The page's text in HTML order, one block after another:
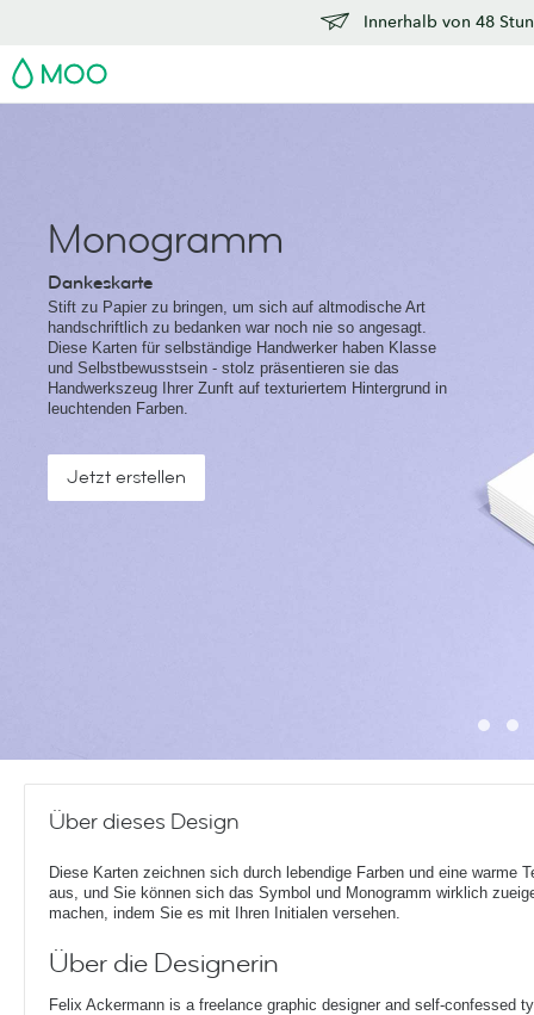
Innerhalb von 48
MOO
Monogramm
Dankeskarte
Stift zu Papier zu bringen, um sich auf altmodische Art
handschriftlich zu bedanken war noch nie so angesagt.
Diese Karten für selbständige Handwerker haben Klasse
und Selbstbewusstsein - stolz präsentieren sie das
Handwerkszeug Ihrer Zunft auf texturiertem Hintergrund in
leuchtenden Farben.
Jetzt erstellen
Über dieses Design
Diese Karten zeichnen sich durch lebendige Farben und eine warme
aus, und Sie können sich das Symbol und Monogramm wirklich
machen, indem Sie es mit Ihren Initialen versehen.
Über die Designerin
Felix Ackermann is a freelance graphic designer and self-confessed